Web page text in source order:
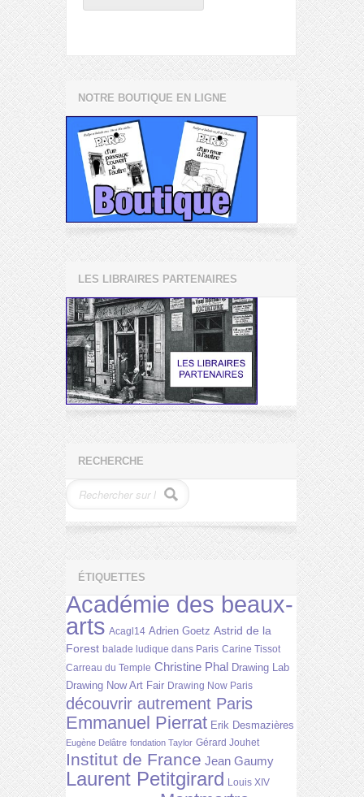
NOTRE BOUTIQUE EN LIGNE
LES LIBRAIRES PARTENAIRES
RECHERCHE
ÉTIQUETTES
Académie des beaux-
arts Acagl14 Adrien Goetz Astrid de la
Forest balade ludique dans Paris Carine Tissot
Carreau du Temple Christine Phal Drawing Lab
Drawing Now Art Fair Drawing Now Paris
découvrir autrement Paris
Emmanuel Pierrat Erik Desmazières
Eugène Delâtre fondation Taylor Gérard Jouhet
Institut de France Jean Gaumy
Laurent Petitgirard Louis XIV